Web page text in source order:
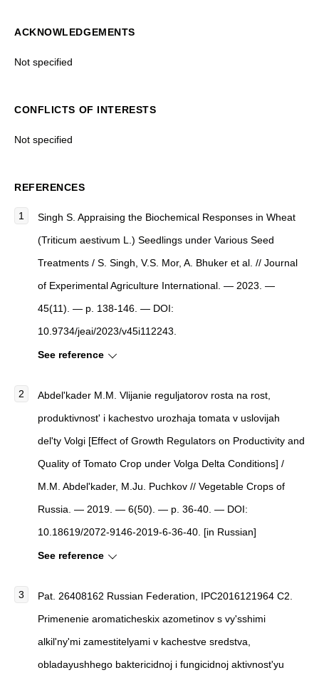
ACKNOWLEDGEMENTS
Not specified
CONFLICTS OF INTERESTS
Not specified
REFERENCES
Singh S. Appraising the Biochemical Responses in Wheat
(Triticum aestivum L.) Seedlings under Various Seed
Treatments / S. Singh, V.S. Mor, A. Bhuker et al. // Journal
of Experimental Agriculture International. — 2023. —
45(11). — p. 138-146. — DOI:
10.9734/jeai/2023/v45i112243.
See reference
Abdel'kader M.M. Vlijanie reguljatorov rosta na rost,
produktivnost' i kachestvo urozhaja tomata v uslovijah
del'ty Volgi [Effect of Growth Regulators on Productivity and
Quality of Tomato Crop under Volga Delta Conditions] /
M.M. Abdel'kader, M.Ju. Puchkov // Vegetable Crops of
Russia. — 2019. — 6(50). — p. 36-40. — DOI:
10.18619/2072-9146-2019-6-36-40. [in Russian]
See reference
Pat. 26408162 Russian Federation, IPC2016121964 С2.
Primenenie aromaticheskix azometinov s vy'sshimi
alkil'ny'mi zamestitelyami v kachestve sredstva,
obladayushhego baktericidnoj i fungicidnoj aktivnost'yu